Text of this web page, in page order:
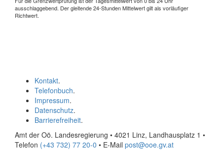
ausschlaggebend. Der gleitende 24-Stunden Mittelwert gilt als vorläufiger
Richtwert.
Kontakt.
Telefonbuch.
Impressum.
Datenschutz.
Barrierefreiheit.
Amt der Oö. Landesregierung • 4021 Linz, Landhausplatz 1 •
Telefon (+43 732) 77 20-0 • E-Mail post@ooe.gv.at